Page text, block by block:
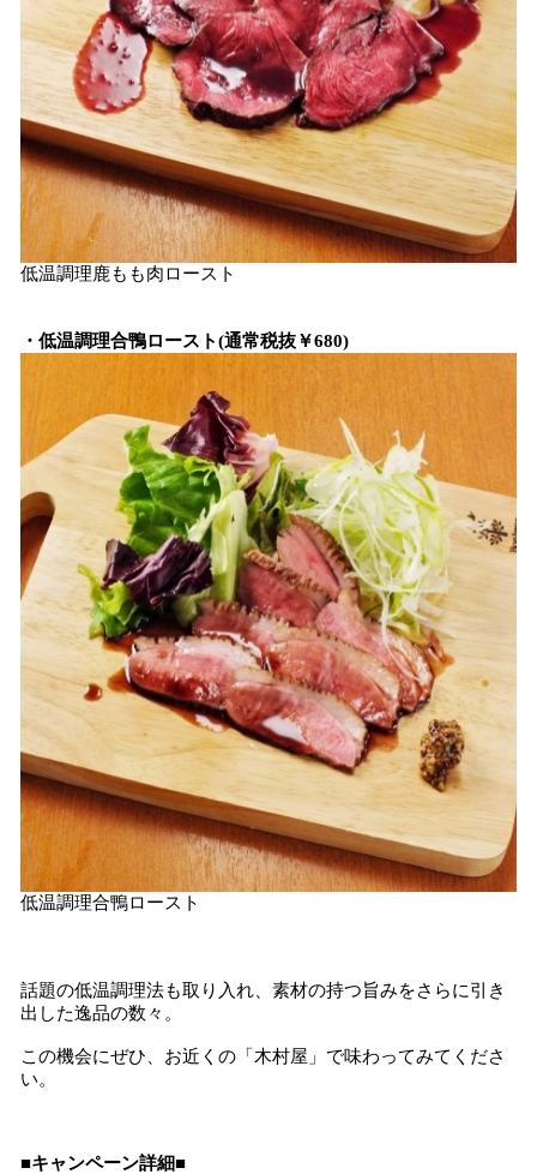
低温調理鹿もも肉ロースト
・低温調理合鴨ロースト(通常税抜￥680)
低温調理合鴨ロースト
話題の低温調理法も取り入れ、素材の持つ旨みをさらに引き
出した逸品の数々。
この機会にぜひ、お近くの「木村屋」で味わってみてくださ
い。
■キャンペーン詳細■